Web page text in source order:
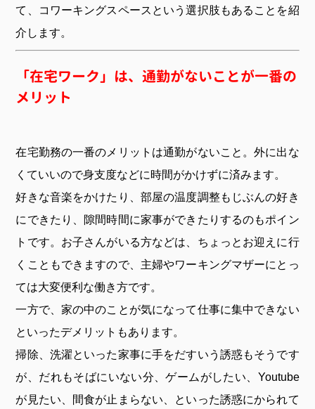
て、コワーキングスペースという選択肢もあることを紹
介します。
「在宅ワーク」は、通勤がないことが一番の
メリット
在宅勤務の一番のメリットは通勤がないこと。外に出な
くていいので身支度などに時間がかけずに済みます。
好きな音楽をかけたり、部屋の温度調整もじぶんの好き
にできたり、隙間時間に家事ができたりするのもポイン
トです。お子さんがいる方などは、ちょっとお迎えに行
くこともできますので、主婦やワーキングマザーにとっ
ては大変便利な働き方です。
一方で、家の中のことが気になって仕事に集中できない
といったデメリットもあります。
掃除、洗濯といった家事に手をだすいう誘惑もそうです
が、だれもそばにいない分、ゲームがしたい、Youtube
が見たい、間食が止まらない、といった誘惑にかられて